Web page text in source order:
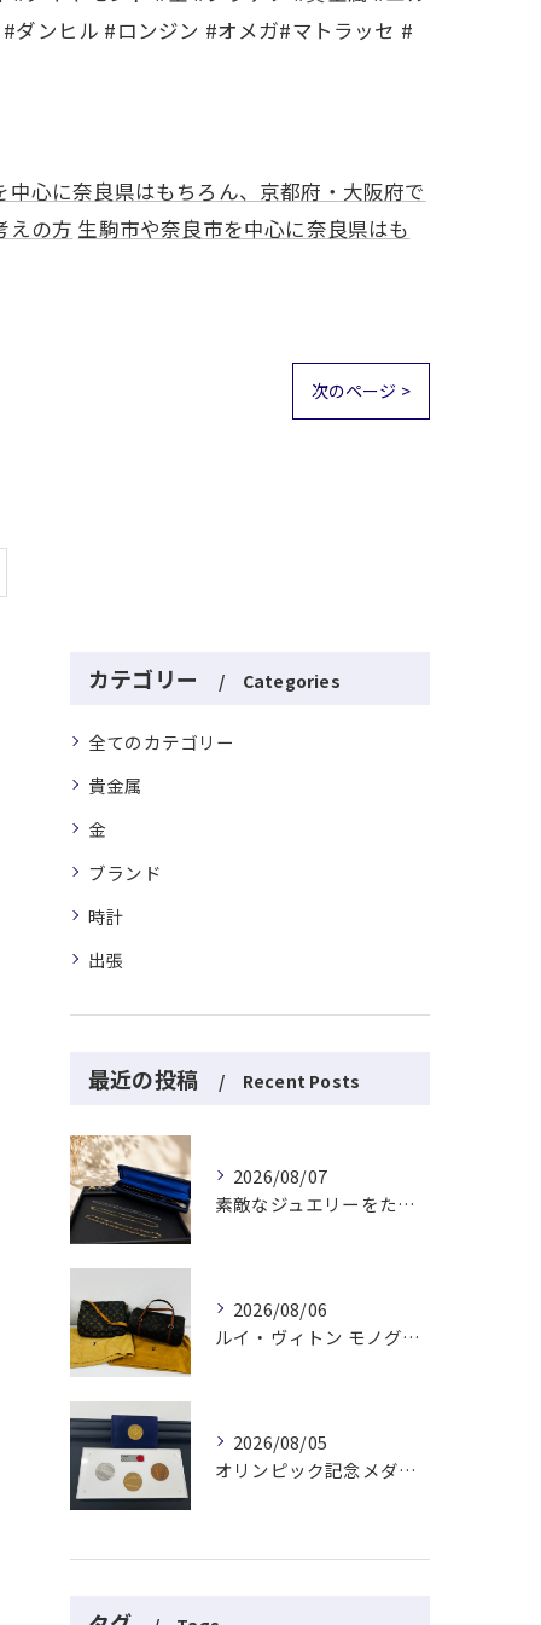
ンヒル #ロンジン #オメガ#マトラッセ #
中心に奈良県はもちろん、京都府・大阪府で
えの方 生駒市や奈良市を中心に奈良県はも
次のページ >
カテゴリー Categories
全てのカテゴリー
貴金属
金
ブランド
時計
出張
最近の投稿 Recent Posts
2026/08/07
素敵なジュエリーをたくさんお買取りさせていただきました✨
2026/08/06
ルイ・ヴィトン モノグラムバッグ2点をお買取させていただきました✨
2026/08/05
オリンピック記念メダルとメイプルリーフコインをお買取りさせていただきました🏅✨